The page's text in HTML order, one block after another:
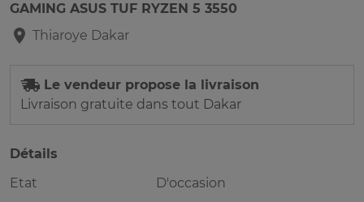
GAMING ASUS TUF RYZEN 5 3550
Thiaroye Dakar
Le vendeur propose la livraison
Livraison gratuite dans tout Dakar
Détails
Etat
D'occasion